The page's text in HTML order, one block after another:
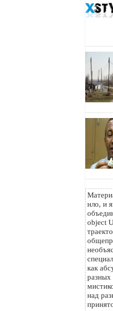
нло, и
object
как
разных
над